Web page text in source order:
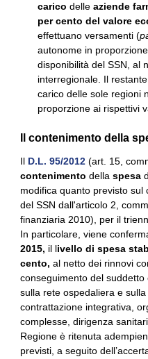
carico delle aziende
per cento del valore
effettuano versamenti (
autonome in
disponibilità del SSN, al
interregionale. Il
carico delle sole regioni
proporzione ai rispettivi
Il contenimento della
Il D.L. 95/2012 (art. 15,
contenimento della spesa
modifica quanto previsto
del SSN dall'articolo 2,
finanziaria 2010), per il
In particolare, viene
2015, il livello di spesa
cento, al netto dei rinnovi
conseguimento del
sulla rete ospedaliera e
contrattazione integrativa,
complesse, dirigenza
Regione è ritenuta
previsti, a seguito